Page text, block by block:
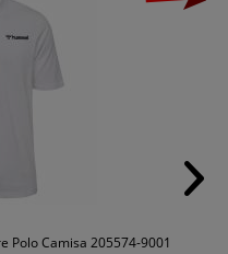
Polo Camisa 205574-9001